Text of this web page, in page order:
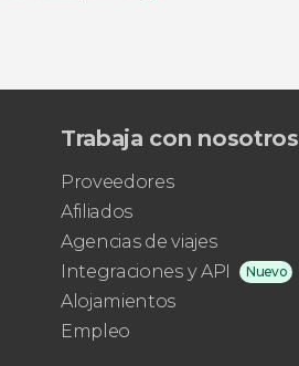
Trabaja con nosotros
Proveedores
Afiliados
Agencias de viajes
Integraciones y API
Nuevo
Alojamientos
Empleo